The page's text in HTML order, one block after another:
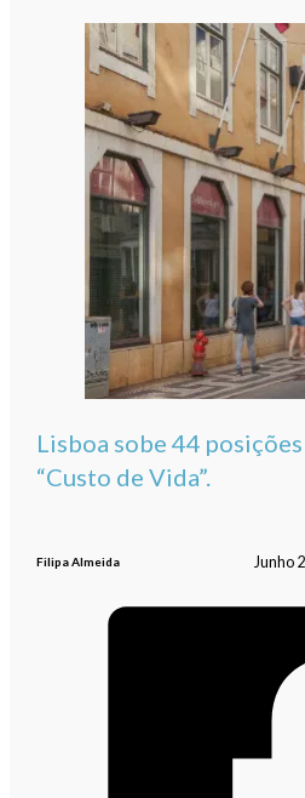
Lisboa sobe 44
“Custo de Vida”.
Filipa Almeida Junho